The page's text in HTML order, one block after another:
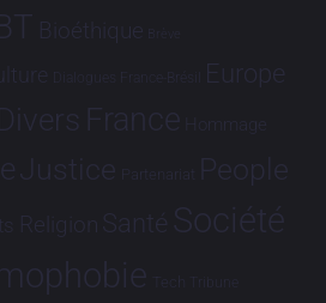
Bioéthique Brève
Dialogues France-Brésil Europe
France Hommage
Justice Partenariat People
Religion Santé Société
Tech Tribune